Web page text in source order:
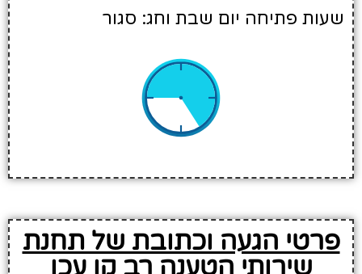
שעות פתיחה יום שבת וחג: סגור
פרטי הגעה וכתובת של תחנת
שירותי הטענה רב קו עכו